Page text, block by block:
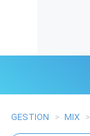
Últimas Noticias
GESTION > MIX >